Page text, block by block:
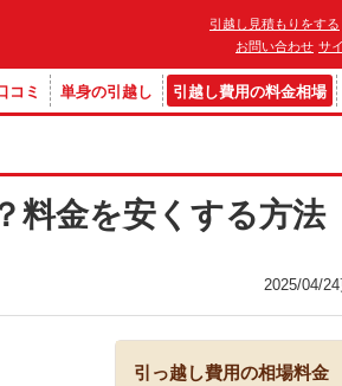
引越し見積もりをする
お問い合わせ サ
コミ 単身の引越し 引越し費用の料金相場
料金を安くする方法
2025/04/24
引っ越し費用の相場料金